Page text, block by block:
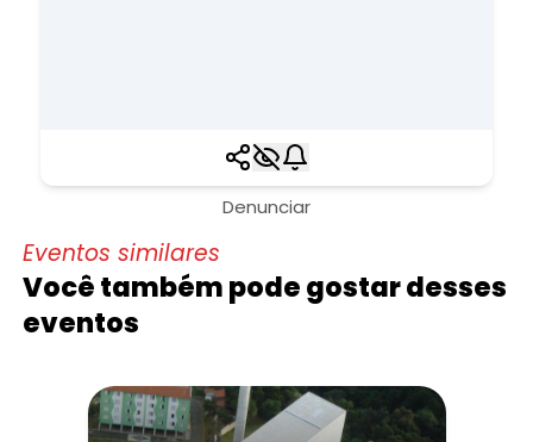
Denunciar
Eventos similares
Você também pode gostar desses
eventos